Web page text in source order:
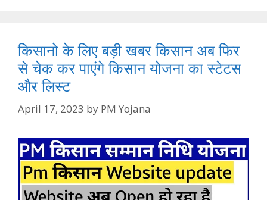
किसानो के लिए बड़ी खबर किसान अब फिर
से चेक कर पाएंगे किसान योजना का स्टेटस
और लिस्ट
April 17, 2023 by PM Yojana